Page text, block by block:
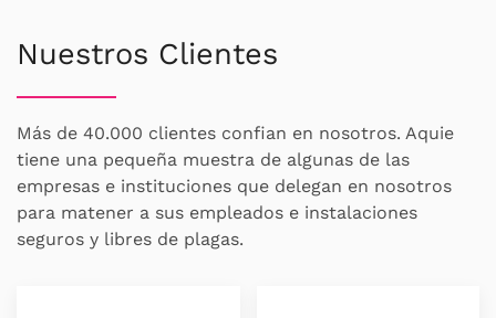
Nuestros Clientes
Más de 40.000 clientes confian en nosotros. Aquie
tiene una pequeña muestra de algunas de las
empresas e instituciones que delegan en nosotros
para matener a sus empleados e instalaciones
seguros y libres de plagas.